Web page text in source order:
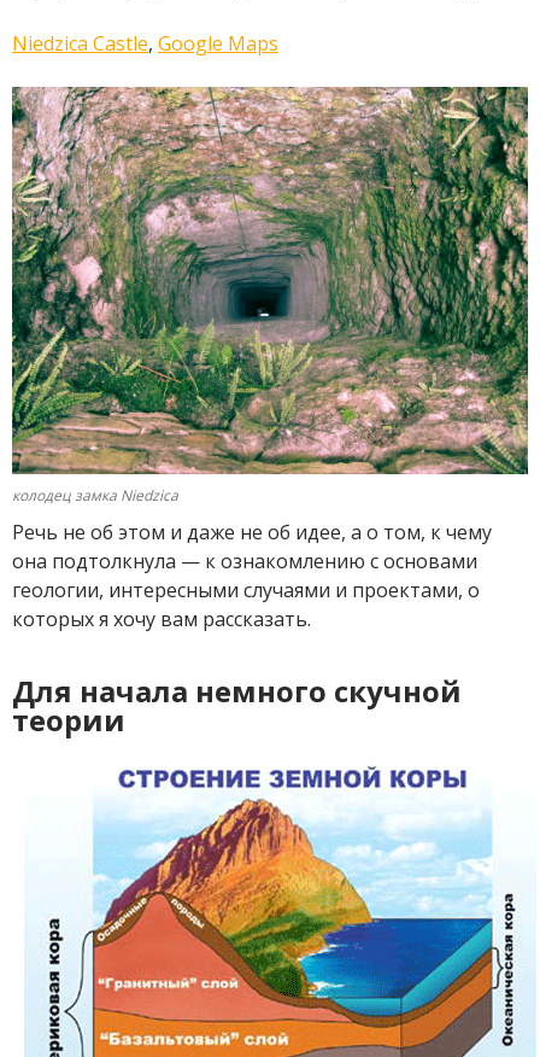
Niedzica Castle, Google Maps
колодец замка Niedzica
Речь не об этом и даже не об идее, а о том, к чему
она подтолкнула — к ознакомлению с основами
геологии, интересными случаями и проектами, о
которых я хочу вам рассказать.
Для начала немного скучной
теории